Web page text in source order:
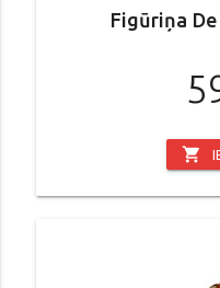
Figūriņa
shopping_cart